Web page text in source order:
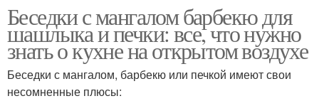
Беседки с мангалом барбекю для
шашлыка и печки: все, что нужно
знать о кухне на открытом воздухе
Беседки с мангалом, барбекю или печкой имеют свои
несомненные плюсы: